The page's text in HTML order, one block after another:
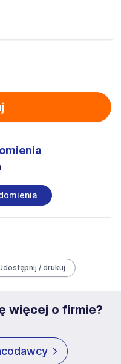
/ drukuj
więcej o firmie?